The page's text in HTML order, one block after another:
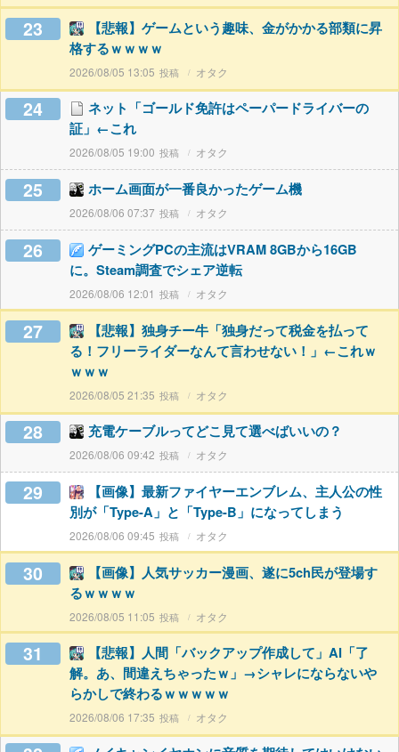
23
【悲報】ゲームという趣味、金がかかる部類に昇
格するｗｗｗｗ
2026/08/05 13:05 オタク
24
ネット「ゴールド免許はペーパードライバーの
証」←これ
2026/08/05 19:00 オタク
25 ホーム画面が一番良かったゲーム機
2026/08/06 07:37 オタク
26
ゲーミングPCの主流はVRAM 8GBから16GB
に。Steam調査でシェア逆転
2026/08/06 12:01 オタク
27
【悲報】独身チー牛「独身だって税金を払って
る！フリーライダーなんて言わせない！」←これｗ
ｗｗｗ
2026/08/05 21:35 オタク
28 充電ケーブルってどこ見て選べばいいの？
2026/08/06 09:42 オタク
29
【画像】最新ファイヤーエンブレム、主人公の性
別が「Type-A」と「Type-B」になってしまう
2026/08/06 09:45 オタク
30
【画像】人気サッカー漫画、遂に5ch民が登場す
るｗｗｗｗ
2026/08/05 11:05 オタク
31
【悲報】人間「バックアップ作成して」AI「了
解。あ、間違えちゃったｗ」→シャレにならないや
らかしで終わるｗｗｗｗｗ
2026/08/06 17:35 オタク